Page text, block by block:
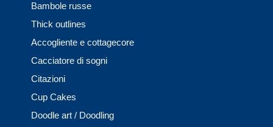
Bambole russe
Thick outlines
Accogliente e cottagecore
Cacciatore di sogni
Citazioni
Cup Cakes
Doodle art / Doodling